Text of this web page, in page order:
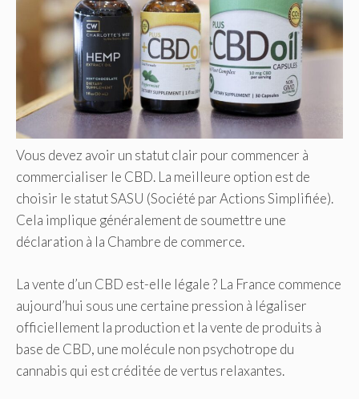
Vous devez avoir un statut clair pour commencer à
commercialiser le CBD. La meilleure option est de
choisir le statut SASU (Société par Actions Simplifiée).
Cela implique généralement de soumettre une
déclaration à la Chambre de commerce.
La vente d’un CBD est-elle légale ? La France commence
aujourd’hui sous une certaine pression à légaliser
officiellement la production et la vente de produits à
base de CBD, une molécule non psychotrope du
cannabis qui est créditée de vertus relaxantes.